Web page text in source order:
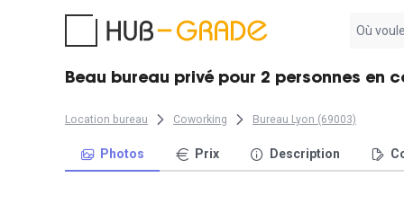
résultat
Beau bureau privé pour 2 personnes en
Location bureau Coworking Bureau Lyon (69003)
Photos Prix Description